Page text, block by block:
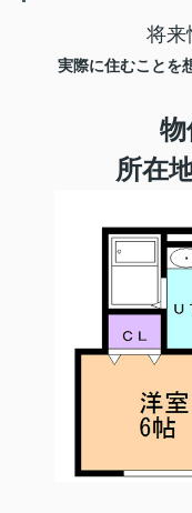
将来
実際に住むことを
物
所在